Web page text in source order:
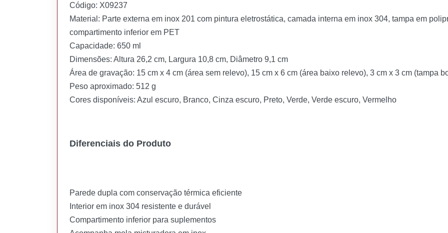
Código: X09237
Material: Parte externa em inox 201 com pintura eletrostática, camada interna em inox 304, tampa em
compartimento inferior em PET
Capacidade: 650 ml
Dimensões: Altura 26,2 cm, Largura 10,8 cm, Diâmetro 9,1 cm
Área de gravação: 15 cm x 4 cm (área sem relevo), 15 cm x 6 cm (área baixo relevo), 3 cm x 3 cm (tampa
Peso aproximado: 512 g
Cores disponíveis: Azul escuro, Branco, Cinza escuro, Preto, Verde, Verde escuro, Vermelho
Diferenciais do Produto
Parede dupla com conservação térmica eficiente
Interior em inox 304 resistente e durável
Compartimento inferior para suplementos